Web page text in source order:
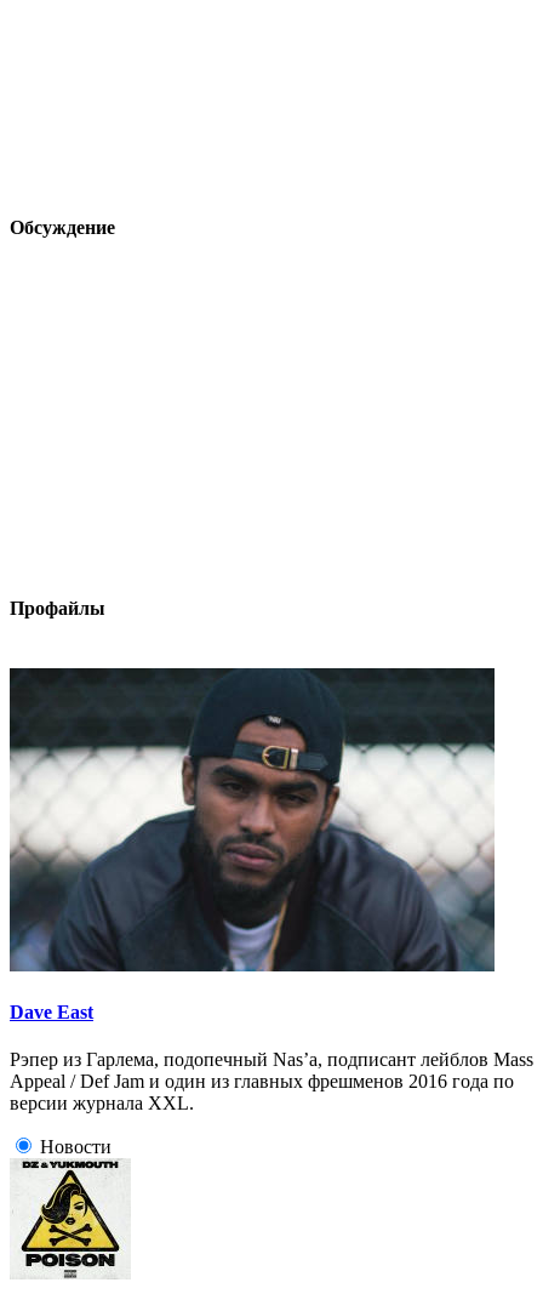
Обсуждение
Профайлы
Dave East
Рэпер из Гарлема, подопечный Nas’a, подписант лейблов Mass
Appeal / Def Jam и один из главных фрешменов 2016 года по
версии журнала XXL.
Новости